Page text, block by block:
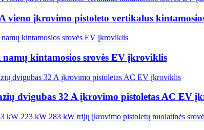
vieno įkrovimo pistoleto vertikalus
namų kintamosios srovės EV įkroviklis
dvigubas 32 A įkrovimo pistoletas AC EV